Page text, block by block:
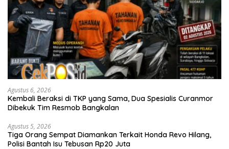
Agustus 6, 2026
Kembali Beraksi di TKP yang Sama, Dua Spesialis Curanmor
Dibekuk Tim Resmob Bangkalan
Agustus 5, 2026
Tiga Orang Sempat Diamankan Terkait Honda Revo Hilang,
Polisi Bantah Isu Tebusan Rp20 Juta